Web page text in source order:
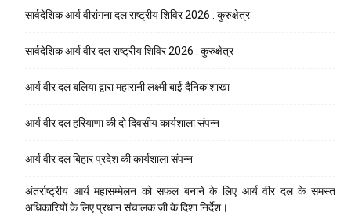
सार्वदेशिक आर्य वीरांगना दल राष्ट्रीय शिविर 2026 : कुरुक्षेत्र
सार्वदेशिक आर्य वीर दल राष्ट्रीय शिविर 2026 : कुरुक्षेत्र
आर्य वीर दल बलिया द्वारा महारानी लक्ष्मी बाई दैनिक शाखा
आर्य वीर दल हरियाणा की दो दिवसीय कार्यशाला संपन्न
आर्य वीर दल बिहार प्रदेश की कार्यशाला संपन्न
अंतर्राष्ट्रीय आर्य महासम्मेलन को सफल बनाने के लिए आर्य वीर दल के समस्त
अधिकारियों के लिए प्रधान संचालक जी के दिशा निर्देश।